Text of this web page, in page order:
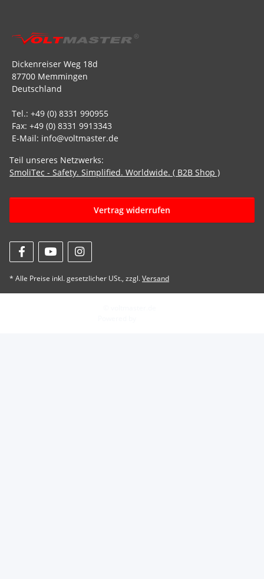
Dickenreiser Weg 18d
87700 Memmingen
Deutschland
Tel.: +49 (0) 8331 990955
Fax: +49 (0) 8331 9913343
E-Mail: info@voltmaster.de
Teil unseres Netzwerks:
SmoliTec - Safety. Simplified. Worldwide. ( B2B Shop )
Vertrag widerrufen
* Alle Preise inkl. gesetzlicher USt., zzgl.Versand